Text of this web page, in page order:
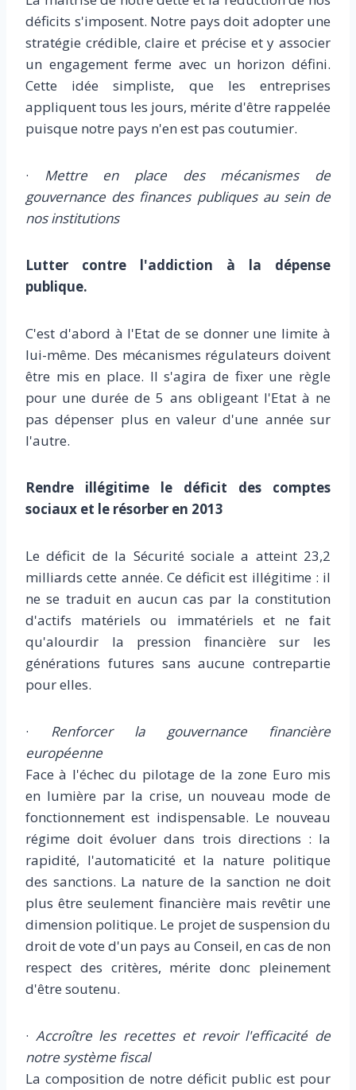
déficits s'imposent. Notre pays doit adopter une
stratégie crédible, claire et précise et y associer
un engagement ferme avec un horizon défini.
Cette idée simpliste, que les entreprises
appliquent tous les jours, mérite d'être rappelée
puisque notre pays n'en est pas coutumier.
· Mettre en place des mécanismes de
gouvernance des finances publiques au sein de
nos institutions
Lutter contre l'addiction à la dépense
publique.
C'est d'abord à l'Etat de se donner une limite à
lui-même. Des mécanismes régulateurs doivent
être mis en place. Il s'agira de fixer une règle
pour une durée de 5 ans obligeant l'Etat à ne
pas dépenser plus en valeur d'une année sur
l'autre.
Rendre illégitime le déficit des comptes
sociaux et le résorber en 2013
Le déficit de la Sécurité sociale a atteint 23,2
milliards cette année. Ce déficit est illégitime : il
ne se traduit en aucun cas par la constitution
d'actifs matériels ou immatériels et ne fait
qu'alourdir la pression financière sur les
générations futures sans aucune contrepartie
pour elles.
· Renforcer la gouvernance financière
européenne
Face à l'échec du pilotage de la zone Euro mis
en lumière par la crise, un nouveau mode de
fonctionnement est indispensable. Le nouveau
régime doit évoluer dans trois directions : la
rapidité, l'automaticité et la nature politique
des sanctions. La nature de la sanction ne doit
plus être seulement financière mais revêtir une
dimension politique. Le projet de suspension du
droit de vote d'un pays au Conseil, en cas de non
respect des critères, mérite donc pleinement
d'être soutenu.
· Accroître les recettes et revoir l'efficacité de
notre système fiscal
La composition de notre déficit public est pour